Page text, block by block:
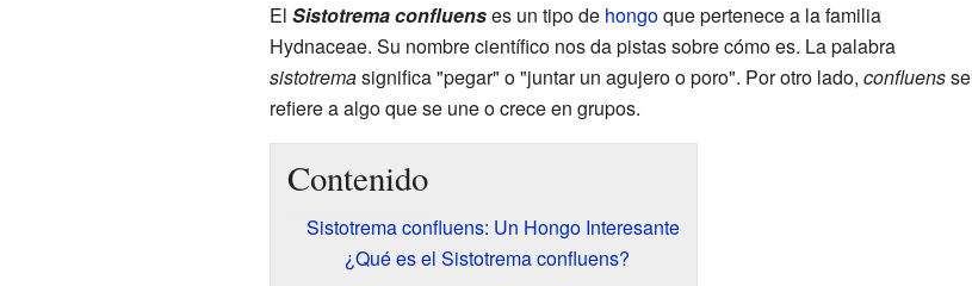
El Sistotrema confluenses un tipo de hongoque pertenece a la familia
Hydnaceae. Su nombre científico nos da pistas sobre cómo es. La palabra
sistotremasignifica "pegar" o "juntar un agujero o poro". Por otro lado, confluensse
refiere a algo que se une o crece en grupos.
Contenido
Sistotrema confluens: Un Hongo Interesante
¿Qué es el Sistotrema confluens?